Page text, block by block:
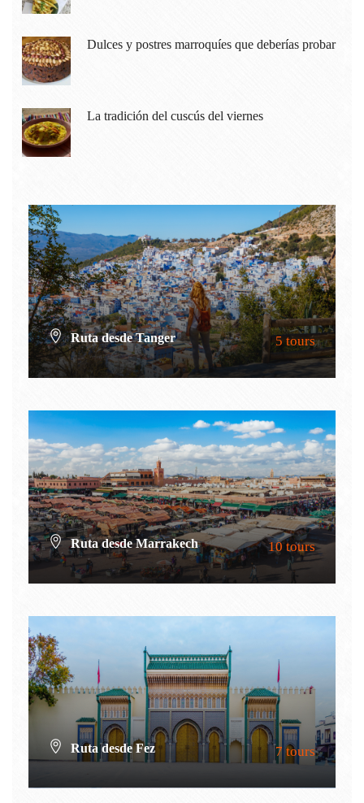
Dulces y postres marroquíes que deberías probar
La tradición del cuscús del viernes
Ruta desde Tanger 5 tours
Ruta desde Marrakech 10 tours
Ruta desde Fez 7 tours